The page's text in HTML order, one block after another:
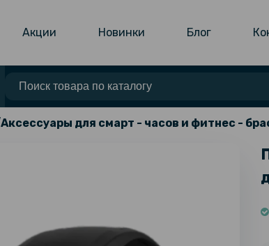
Акции Новинки Блог
Аксессуары для смарт - часов и фитнес -